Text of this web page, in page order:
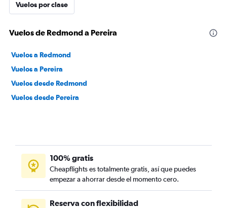
Vuelos por clase
Vuelos de Redmond a Pereira
Vuelos a Redmond
Vuelos a Pereira
Vuelos desde Redmond
Vuelos desde Pereira
100% gratis
Cheapflights es totalmente gratis, así que puedes
empezar a ahorrar desde el momento cero.
Reserva con flexibilidad